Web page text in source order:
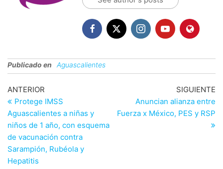
Publicado en Aguascalientes
Navegación
de
entradas
Entrada
anterior
ANTERIOR
Protege IMSS
Aguascalientes a niñas y
niños de 1 año, con esquema
de vacunación contra
Sarampión, Rubéola y
Hepatitis
SIGUIENTE
Anuncian alianza entre
Fuerza x México, PES y RSP